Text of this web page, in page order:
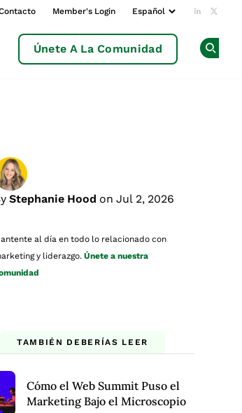
Member's Login Add us
Únete A La Comunidad
Stephanie Hood on Jul 2, 2026
al día en todo lo relacionado con
y liderazgo. Únete a nuestra
TAMBIÉN DEBERÍAS LEER
Cómo el Web Summit Puso el
Marketing Bajo el Microscopio